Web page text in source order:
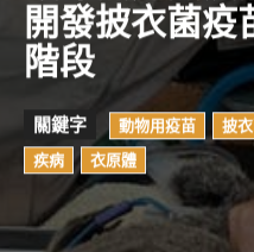
開發披衣菌疫
階段
關鍵字 動物用疫苗 披
疾病
衣原體